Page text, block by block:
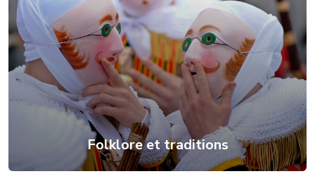
Folklore et traditions